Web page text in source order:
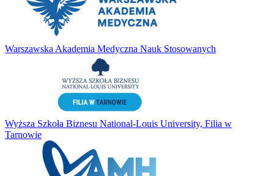
Warszawska Akademia Medyczna Nauk Stosowanych
Wyższa Szkoła Biznesu National-Louis University, Filia w
Tarnowie